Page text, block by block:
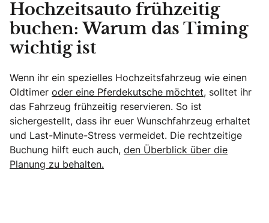
Hochzeitsauto frühzeitig
buchen: Warum das Timing
wichtig ist
Wenn ihr ein spezielles Hochzeitsfahrzeug wie einen
Oldtimer oder eine Pferdekutsche möchtet, solltet ihr
das Fahrzeug frühzeitig reservieren. So ist
sichergestellt, dass ihr euer Wunschfahrzeug erhaltet
und Last-Minute-Stress vermeidet. Die rechtzeitige
Buchung hilft euch auch, den Überblick über die
Planung zu behalten.